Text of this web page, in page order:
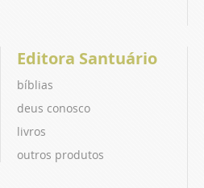
Editora Santuário
bíblias
deus conosco
livros
outros produtos